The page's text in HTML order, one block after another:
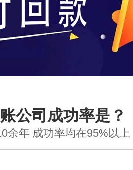
公司成功率是？
余年 成功率均在95%以上